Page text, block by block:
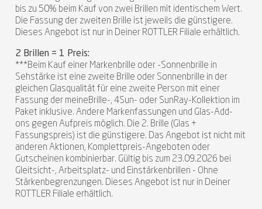
bis zu 50% beim Kauf von zwei Brillen mit identischem Wert.
Die Fassung der zweiten Brille ist jeweils die günstigere.
Dieses Angebot ist nur in Deiner ROTTLER Filiale erhältlich.
2 Brillen = 1 Preis:
***Beim Kauf einer Markenbrille oder -Sonnenbrille in
Sehstärke ist eine zweite Brille oder Sonnenbrille in der
gleichen Glasqualität für eine zweite Person mit einer
Fassung der meineBrille-, 4Sun- oder SunRay-Kollektion im
Paket inklusive. Andere Markenfassungen und Glas-Add-
ons gegen Aufpreis möglich. Die 2. Brille (Glas +
Fassungspreis) ist die günstigere. Das Angebot ist nicht mit
anderen Aktionen, Komplettpreis-Angeboten oder
Gutscheinen kombinierbar. Gültig bis zum 23.09.2026 bei
Gleitsicht-, Arbeitsplatz- und Einstärkenbrillen - Ohne
Stärkenbegrenzungen. Dieses Angebot ist nur in Deiner
ROTTLER Filiale erhältlich.